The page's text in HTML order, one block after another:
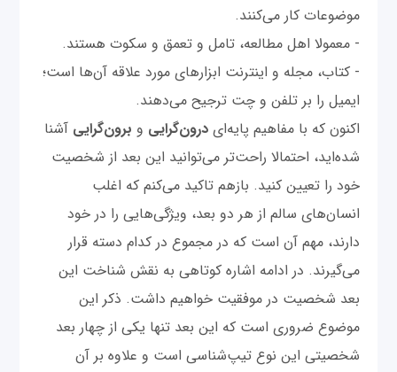
موضوعات کار می‌کنند.
- معمولا اهل مطالعه، تامل و تعمق و سکوت‌ هستند.
- کتاب، مجله و اینترنت ابزارهای مورد علاقه آن‌ها است؛
ایمیل را بر تلفن و چت ترجیح می‌دهند.
اکنون که با مفاهیم پایه‌ایدرون‌گرایی و برون‌گراییآشنا
شده‌اید، احتمالا راحت‌تر می‌توانید این بعد از شخصیت
خود را تعیین کنید. بازهم تاکید می‌کنم که اغلب
انسان‌های سالم از هر دو بعد، ویژگی‌هایی را در خود
دارند، مهم آن است که در مجموع در کدام دسته قرار
می‌گیرند. در ادامه اشاره کوتاهی به نقش شناخت این
بعد شخصیت در موفقیت خواهیم داشت. ذکر این
موضوع ضروری است که این بعد تنها یکی از چهار بعد
شخصیتی این نوع تیپ‌شناسی است و علاوه بر آن